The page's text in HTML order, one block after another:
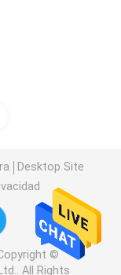
Desktop Site
©
All Rights